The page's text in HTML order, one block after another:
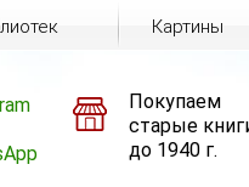
Картины
Покупаем
старые
до 1940 г.